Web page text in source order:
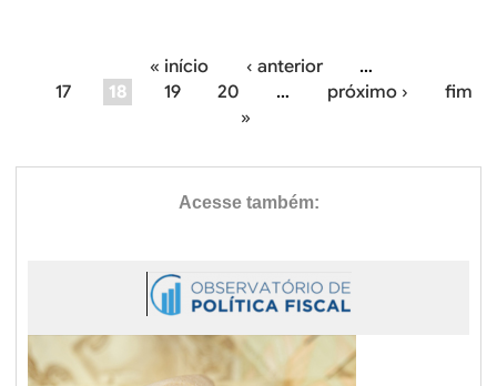
g
s
« início ‹ anterior
…
17
18 19 20 … próximo ›
fim
»